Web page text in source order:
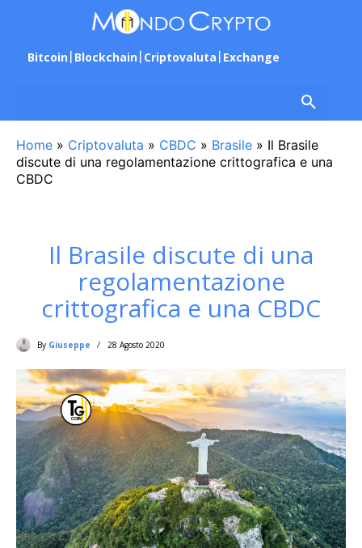
Bitcoin Blockchain Criptovaluta Exchange
Home » Criptovaluta » CBDC » Brasile » Il Brasile
discute di una regolamentazione crittografica e una
CBDC
Il Brasile discute di una
regolamentazione
crittografica e una CBDC
By Giuseppe 28 Agosto 2020